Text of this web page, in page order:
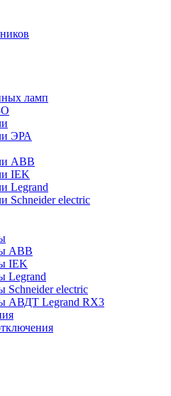
ламп
ЭРА
ABB
IEK
Legrand
Schneider electric
ABB
IEK
Legrand
Schneider electric
АВДТ Legrand RX3